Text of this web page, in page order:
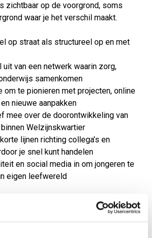
zichtbaar op de voorgrond, soms
waar je het verschil maakt.
op straat als structureel op en met
uit van een netwerk waarin zorg,
samenkomen
om te pionieren met projecten, online
nieuwe aanpakken
mee over de doorontwikkeling van
Welzijnskwartier
lijnen richting collega’s en
je snel kunt handelen
en social media in om jongeren te
eigen leefwereld
een rol waarin verschillende